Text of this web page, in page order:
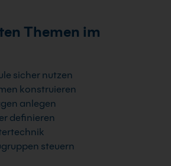
Themen im
sicher nutzen
konstruieren
anlegen
definieren
steuern